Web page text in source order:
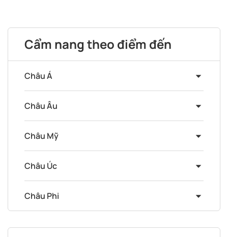
Cẩm nang theo điểm đến
Châu Á
Châu Âu
Châu Mỹ
Châu Úc
Châu Phi